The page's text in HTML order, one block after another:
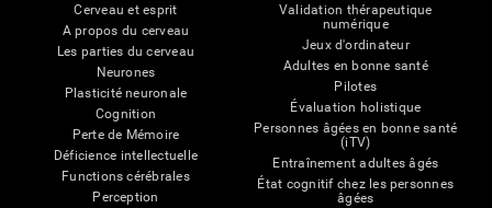
Cerveau et esprit
A propos du cerveau
Les parties du cerveau
Neurones
Plasticité neuronale
Cognition
Perte de Mémoire
Déficience intellectuelle
Functions cérébrales
Perception
Validation thérapeutique
numérique
Jeux d'ordinateur
Adultes en bonne santé
Pilotes
Évaluation holistique
Personnes âgées en bonne santé
(iTV)
Entraînement adultes âgés
État cognitif chez les personnes
âgées